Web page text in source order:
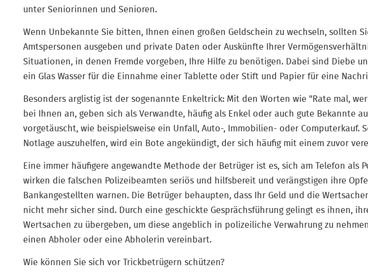
unter Seniorinnen und Senioren.
Wenn Unbekannte Sie bitten, Ihnen einen großen Geldschein zu wechseln, sollten
Amtspersonen ausgeben und private Daten oder Auskünfte Ihrer
Situationen, in denen Fremde vorgeben, Ihre Hilfe zu benötigen. Dabei sind Diebe
ein Glas Wasser für die Einnahme einer Tablette oder Stift und Papier für eine
Besonders arglistig ist der sogenannte Enkeltrick: Mit den Worten wie "Rate mal,
bei Ihnen an, geben sich als Verwandte, häufig als Enkel oder auch gute Bekannte
vorgetäuscht, wie beispielsweise ein Unfall, Auto-, Immobilien- oder
Notlage auszuhelfen, wird ein Bote angekündigt, der sich häufig mit einem zuvor
Eine immer häufigere angewandte Methode der Betrüger ist es, sich am Telefon als
wirken die falschen Polizeibeamten seriös und hilfsbereit und verängstigen ihre
Bankangestellten warnen. Die Betrüger behaupten, dass Ihr Geld und die
nicht mehr sicher sind. Durch eine geschickte Gesprächsführung gelingt es ihnen,
Wertsachen zu übergeben, um diese angeblich in polizeiliche Verwahrung zu
einen Abholer oder eine Abholerin vereinbart.
Wie können Sie sich vor Trickbetrügern schützen?